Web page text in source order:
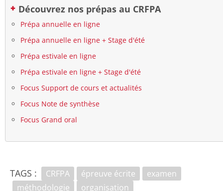
Découvrez nos prépas au CRFPA
Prépa annuelle en ligne
Prépa annuelle en ligne + Stage d'été
Prépa estivale en ligne
Prépa estivale en ligne + Stage d'été
Focus Support de cours et actualités
Focus Note de synthèse
Focus Grand oral
TAGS : CRFPA épreuve écrite
examen
méthodologie
organisation